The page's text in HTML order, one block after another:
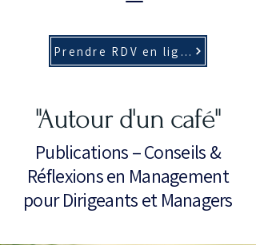
Prendre RDV en ligne
"Autour d'un café"
Publications – Conseils &
Réflexions en Management
pour Dirigeants et Managers